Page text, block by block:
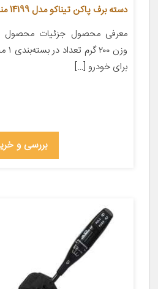
دسته برف پاکن تیناکو مدل 14199 مناسب برای پژو 405
برای خودرو […]
بررسی و